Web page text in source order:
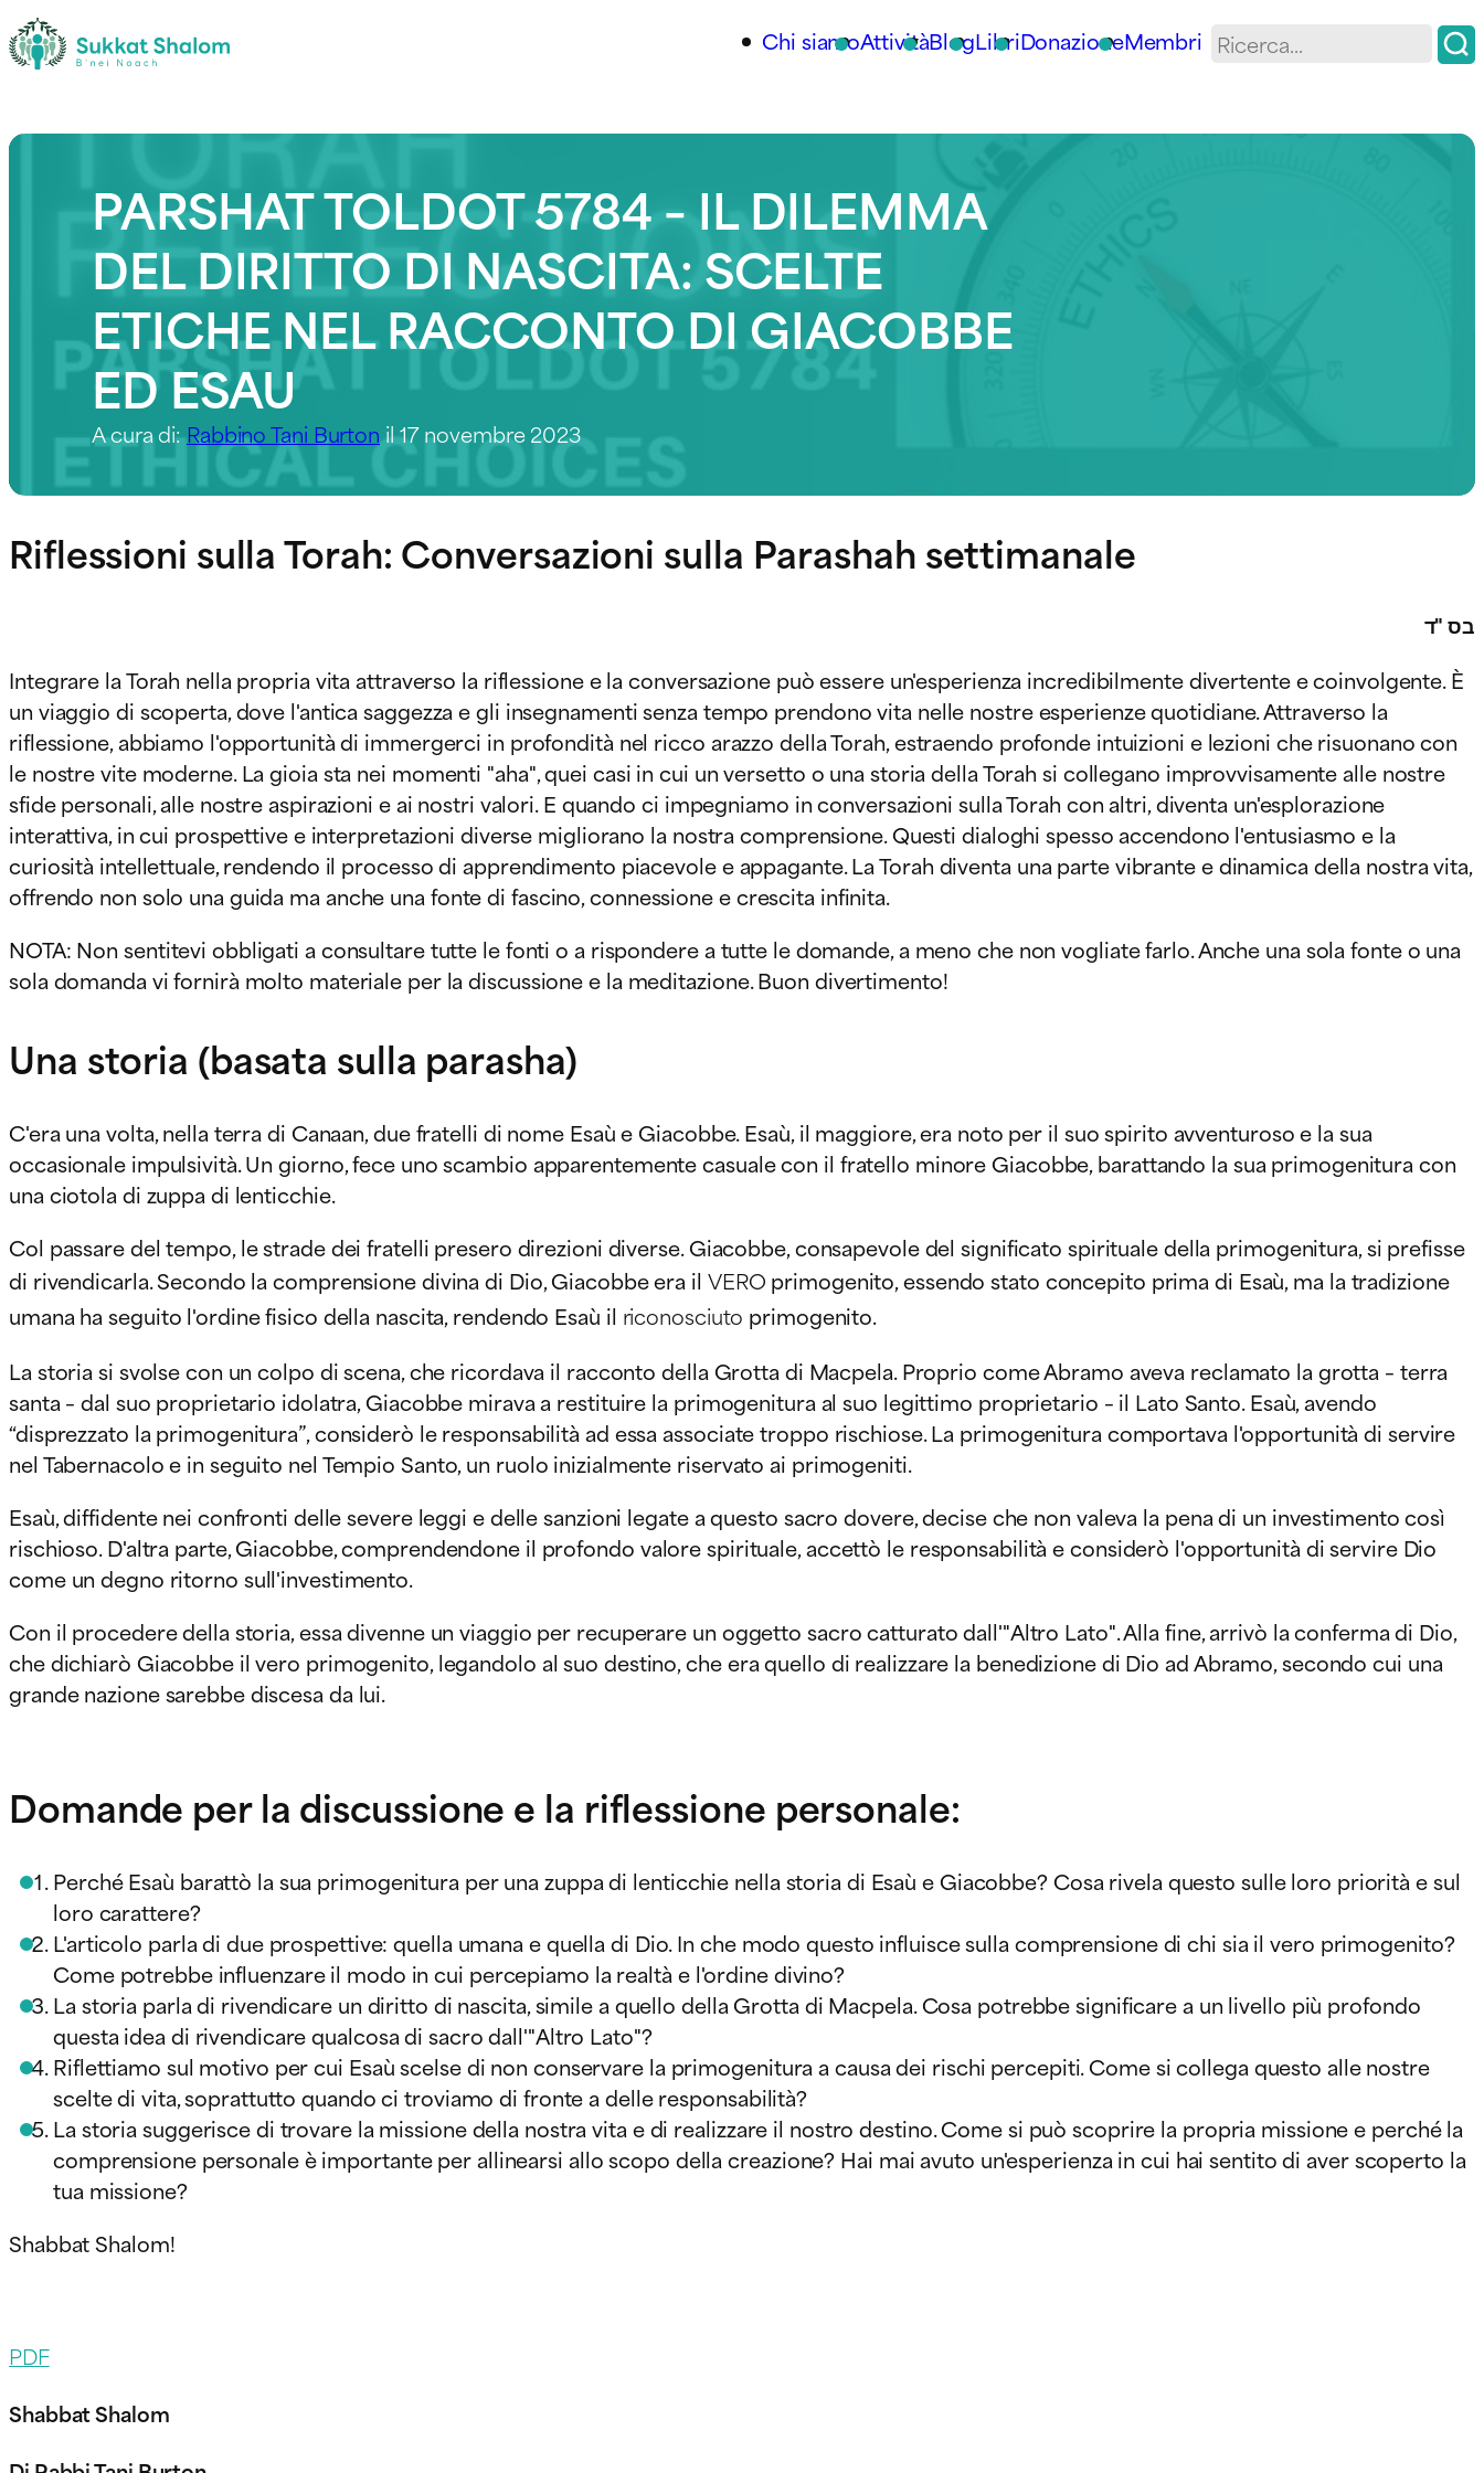
Chi siamoAttivitàBlogLibriDonazioneMembri
PARSHAT TOLDOT 5784 – IL DILEMMA
DEL DIRITTO DI NASCITA: SCELTE
ETICHE NEL RACCONTO DI GIACOBBE
ED ESAU
A cura di:Rabbino Tani Burton il 17 novembre 2023
Riflessioni sulla Torah: Conversazioni sulla Parashah settimanale
בס "ד
Integrare la Torah nella propria vita attraverso la riflessione e la conversazione può essere un'esperienza incredibilmente divertente e coinvolgente. È
un viaggio di scoperta, dove l'antica saggezza e gli insegnamenti senza tempo prendono vita nelle nostre esperienze quotidiane. Attraverso la
riflessione, abbiamo l'opportunità di immergerci in profondità nel ricco arazzo della Torah, estraendo profonde intuizioni e lezioni che risuonano con
le nostre vite moderne. La gioia sta nei momenti "aha", quei casi in cui un versetto o una storia della Torah si collegano improvvisamente alle nostre
sfide personali, alle nostre aspirazioni e ai nostri valori. E quando ci impegniamo in conversazioni sulla Torah con altri, diventa un'esplorazione
interattiva, in cui prospettive e interpretazioni diverse migliorano la nostra comprensione. Questi dialoghi spesso accendono l'entusiasmo e la
curiosità intellettuale, rendendo il processo di apprendimento piacevole e appagante. La Torah diventa una parte vibrante e dinamica della nostra vita,
offrendo non solo una guida ma anche una fonte di fascino, connessione e crescita infinita.
NOTA: Non sentitevi obbligati a consultare tutte le fonti o a rispondere a tutte le domande, a meno che non vogliate farlo. Anche una sola fonte o una
sola domanda vi fornirà molto materiale per la discussione e la meditazione. Buon divertimento!
Una storia (basata sulla parasha)
C'era una volta, nella terra di Canaan, due fratelli di nome Esaù e Giacobbe. Esaù, il maggiore, era noto per il suo spirito avventuroso e la sua
occasionale impulsività. Un giorno, fece uno scambio apparentemente casuale con il fratello minore Giacobbe, barattando la sua primogenitura con
una ciotola di zuppa di lenticchie.
Col passare del tempo, le strade dei fratelli presero direzioni diverse. Giacobbe, consapevole del significato spirituale della primogenitura, si prefisse
di rivendicarla. Secondo la comprensione divina di Dio, Giacobbe era il VERO primogenito, essendo stato concepito prima di Esaù, ma la tradizione
umana ha seguito l'ordine fisico della nascita, rendendo Esaù il riconosciuto primogenito.
La storia si svolse con un colpo di scena, che ricordava il racconto della Grotta di Macpela. Proprio come Abramo aveva reclamato la grotta – terra
santa – dal suo proprietario idolatra, Giacobbe mirava a restituire la primogenitura al suo legittimo proprietario – il Lato Santo. Esaù, avendo
“disprezzato la primogenitura”, considerò le responsabilità ad essa associate troppo rischiose. La primogenitura comportava l'opportunità di servire
nel Tabernacolo e in seguito nel Tempio Santo, un ruolo inizialmente riservato ai primogeniti.
Esaù, diffidente nei confronti delle severe leggi e delle sanzioni legate a questo sacro dovere, decise che non valeva la pena di un investimento così
rischioso. D'altra parte, Giacobbe, comprendendone il profondo valore spirituale, accettò le responsabilità e considerò l'opportunità di servire Dio
come un degno ritorno sull'investimento.
Con il procedere della storia, essa divenne un viaggio per recuperare un oggetto sacro catturato dall'"Altro Lato". Alla fine, arrivò la conferma di Dio,
che dichiarò Giacobbe il vero primogenito, legandolo al suo destino, che era quello di realizzare la benedizione di Dio ad Abramo, secondo cui una
grande nazione sarebbe discesa da lui.
Domande per la discussione e la riflessione personale:
Perché Esaù barattò la sua primogenitura per una zuppa di lenticchie nella storia di Esaù e Giacobbe? Cosa rivela questo sulle loro priorità e sul
loro carattere?
L'articolo parla di due prospettive: quella umana e quella di Dio. In che modo questo influisce sulla comprensione di chi sia il vero primogenito?
Come potrebbe influenzare il modo in cui percepiamo la realtà e l'ordine divino?
La storia parla di rivendicare un diritto di nascita, simile a quello della Grotta di Macpela. Cosa potrebbe significare a un livello più profondo
questa idea di rivendicare qualcosa di sacro dall'"Altro Lato"?
Riflettiamo sul motivo per cui Esaù scelse di non conservare la primogenitura a causa dei rischi percepiti. Come si collega questo alle nostre
scelte di vita, soprattutto quando ci troviamo di fronte a delle responsabilità?
La storia suggerisce di trovare la missione della nostra vita e di realizzare il nostro destino. Come si può scoprire la propria missione e perché la
comprensione personale è importante per allinearsi allo scopo della creazione? Hai mai avuto un'esperienza in cui hai sentito di aver scoperto la
tua missione?
Shabbat Shalom!
PDF
Shabbat Shalom